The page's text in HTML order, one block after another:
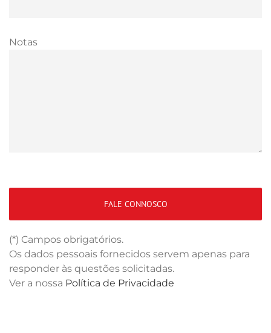
Notas
(*) Campos obrigatórios.
Os dados pessoais fornecidos servem apenas para
responder às questões solicitadas.
Ver a nossa Política de Privacidade